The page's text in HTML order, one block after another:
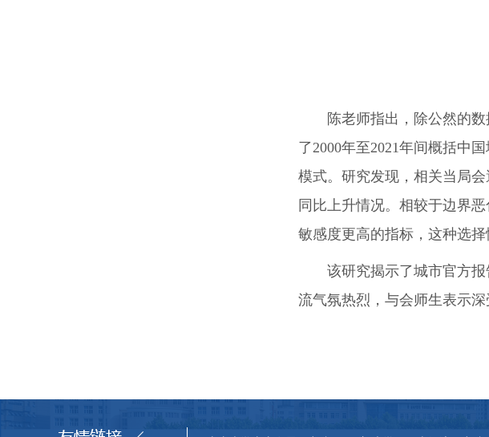
陈老师指出，除公然的
了2000年至2021年间概括中
模式。研究发现，相关当局
同比上升情况。相较于边界
敏感度更高的指标，这种选择
该研究揭示了城市官方
流气氛热烈，与会师生表示深